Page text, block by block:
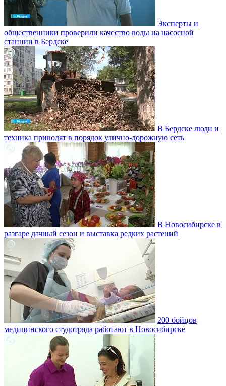
Эксперты и
общественники проверили качество воды на насосной
станции в Бердске
В Бердске люди и
техника приводят в порядок улично‑дорожную сеть
В Новосибирске в
разгаре дачный сезон и выставка редких растений
200 бойцов
медицинского студотряда работают в Новосибирске